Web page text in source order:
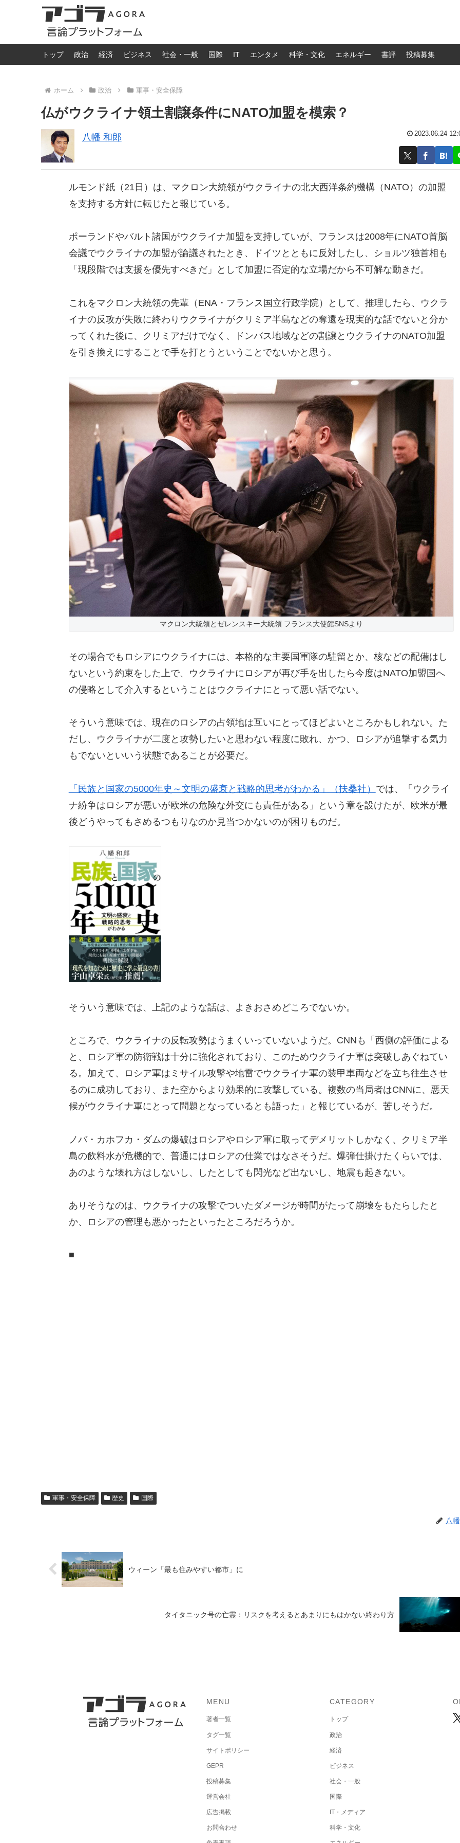
トップ 政治 経済 ビジネス 社会・一般 国際 IT エンタメ 科学・文化 エネルギー 書評 投稿募集
ホーム 政治 軍事・安全保障
仏がウクライナ領土割譲条件にNATO加盟を模索？
八幡 和郎 2023.06.24
ルモンド紙（21日）は、マクロン大統領がウクライナの北大西洋条約機構（NATO）の加盟
を支持する方針に転じたと報じている。
ポーランドやバルト諸国がウクライナ加盟を支持していが、フランスは2008年にNATO首脳
会議でウクライナの加盟が論議されたとき、ドイツとともに反対したし、ショルツ独首相も
「現段階では支援を優先すべきだ」として加盟に否定的な立場だから不可解な動きだ。
これをマクロン大統領の先輩（ENA・フランス国立行政学院）として、推理したら、ウクラ
イナの反攻が失敗に終わりウクライナがクリミア半島などの奪還を現実的な話でないと分か
ってくれた後に、クリミアだけでなく、ドンバス地域などの割譲とウクライナのNATO加盟
を引き換えにすることで手を打とうということでないかと思う。
マクロン大統領とゼレンスキー大統領 フランス大使館SNSより
その場合でもロシアにウクライナには、本格的な主要国軍隊の駐留とか、核などの配備はし
ないという約束をした上で、ウクライナにロシアが再び手を出したら今度はNATO加盟国へ
の侵略として介入するということはウクライナにとって悪い話でない。
そういう意味では、現在のロシアの占領地は互いにとってほどよいところかもしれない。た
だし、ウクライナが二度と攻勢したいと思わない程度に敗れ、かつ、ロシアが追撃する気力
もでないといいう状態であることが必要だ。
「民族と国家の5000年史～文明の盛衰と戦略的思考がわかる」（扶桑社） では、「ウクライ
ナ紛争はロシアが悪いが欧米の危険な外交にも責任がある」という章を設けたが、欧米が最
後どうやってもさめるつもりなのか見当つかないのが困りものだ。
そういう意味では、上記のような話は、よきおさめどころでないか。
ところで、ウクライナの反転攻勢はうまくいっていないようだ。CNNも「西側の評価による
と、ロシア軍の防衛戦は十分に強化されており、このためウクライナ軍は突破しあぐねてい
る。加えて、ロシア軍はミサイル攻撃や地雷でウクライナ軍の装甲車両などを立ち往生させ
るのに成功しており、また空からより効果的に攻撃している。複数の当局者はCNNに、悪天
候がウクライナ軍にとって問題となっているとも語った」と報じているが、苦しそうだ。
ノバ・カホフカ・ダムの爆破はロシアやロシア軍に取ってデメリットしかなく、クリミア半
島の飲料水が危機的で、普通にはロシアの仕業ではなさそうだ。爆弾仕掛けたくらいでは、
あのような壊れ方はしないし、したとしても閃光など出ないし、地震も起きない。
ありそうなのは、ウクライナの攻撃でついたダメージが時間がたって崩壊をもたらしたと
か、ロシアの管理も悪かったといったところだろうか。
■
軍事・安全保障 歴史 国際
八
ウィーン「最も住みやすい都市」に
タイタニック号の亡霊：リスクを考えるとあまりにもはかない終わり方
MENU
著者一覧
タグ一覧
サイトポリシー
GEPR
投稿募集
運営会社
広告掲載
お問合わせ
CATEGORY
トップ
政治
経済
ビジネス
社会・一般
国際
IT・メディア
科学・文化